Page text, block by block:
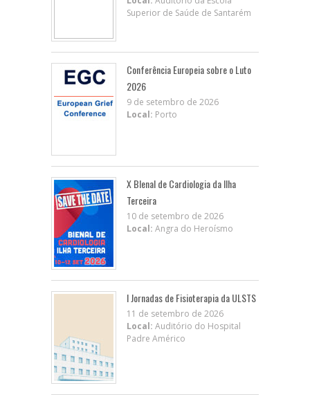
Superior de Saúde de Santarém
Conferência Europeia sobre o Luto
2026
9 de setembro de 2026
Local: Porto
X BIenal de Cardiologia da Ilha
Terceira
10 de setembro de 2026
Local: Angra do Heroísmo
I Jornadas de Fisioterapia da ULSTS
11 de setembro de 2026
Local: Auditório do Hospital
Padre Américo